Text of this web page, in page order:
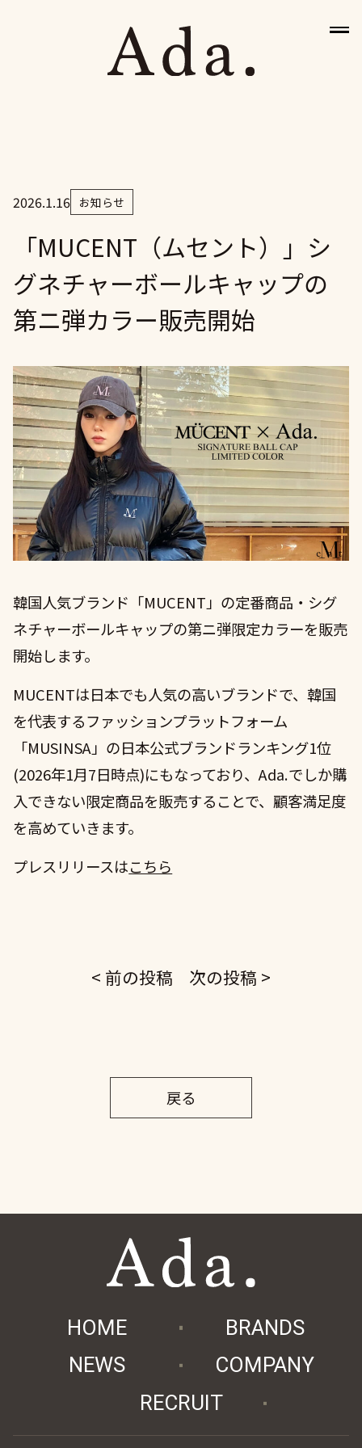
HOME
BRANDS
COMPANY
RECRUIT
2026.1.16 お知らせ
「MUCENT（ムセント）」シ
グネチャーボールキャップの
第ニ弾カラー販売開始
韓国人気ブランド「MUCENT」の定番商品・シグ
ネチャーボールキャップの第ニ弾限定カラーを販売
開始します。
MUCENTは日本でも人気の高いブランドで、韓国
を代表するファッションプラットフォーム
「MUSINSA」の日本公式ブランドランキング1位
(2026年1月7日時点)にもなっており、Ada.でしか購
入できない限定商品を販売することで、顧客満足度
を高めていきます。
プレスリリースはこちら
< 前の投稿 次の投稿 >
戻る
HOME
BRANDS
NEWS
COMPANY
RECRUIT